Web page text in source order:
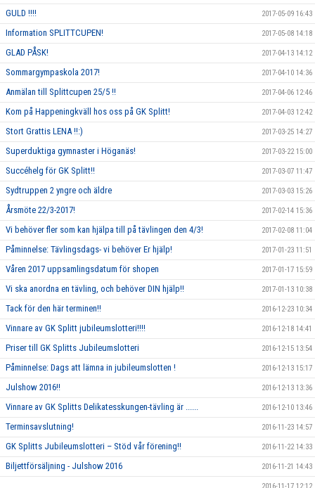
GULD !!!! 2017-05-09 16:43
Information SPLITTCUPEN! 2017-05-08 14:18
GLAD PÅSK! 2017-04-13 14:12
Sommargympaskola 2017! 2017-04-10 14:36
Anmälan till Splittcupen 25/5 !! 2017-04-06 12:46
Kom på Happeningkväll hos oss på GK Splitt! 2017-04-03 12:42
Stort Grattis LENA !!:) 2017-03-25 14:27
Superduktiga gymnaster i Höganäs! 2017-03-22 15:00
Succéhelg för GK Splitt!! 2017-03-07 11:47
Sydtruppen 2 yngre och äldre 2017-03-03 15:26
Årsmöte 22/3-2017! 2017-02-14 15:36
Vi behöver fler som kan hjälpa till på tävlingen den 4/3! 2017-02-08 11:04
Påminnelse: Tävlingsdags- vi behöver Er hjälp! 2017-01-23 11:51
Våren 2017 uppsamlingsdatum för shopen 2017-01-17 15:59
Vi ska anordna en tävling, och behöver DIN hjälp!! 2017-01-13 10:38
Tack för den här terminen!! 2016-12-23 10:34
Vinnare av GK Splitt jubileumslotteri!!!! 2016-12-18 14:41
Priser till GK Splitts Jubileumslotteri 2016-12-15 13:54
Påminnelse: Dags att lämna in jubileumslotten ! 2016-12-13 15:17
Julshow 2016!! 2016-12-13 13:36
Vinnare av GK Splitts Delikatesskungen-tävling är ...... 2016-12-10 13:46
Terminsavslutning! 2016-11-23 14:57
GK Splitts Jubileumslotteri – Stöd vår förening!! 2016-11-22 14:33
Biljettförsäljning - Julshow 2016 2016-11-21 14:43